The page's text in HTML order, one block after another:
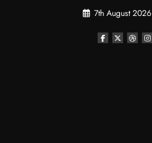
7th August 2026